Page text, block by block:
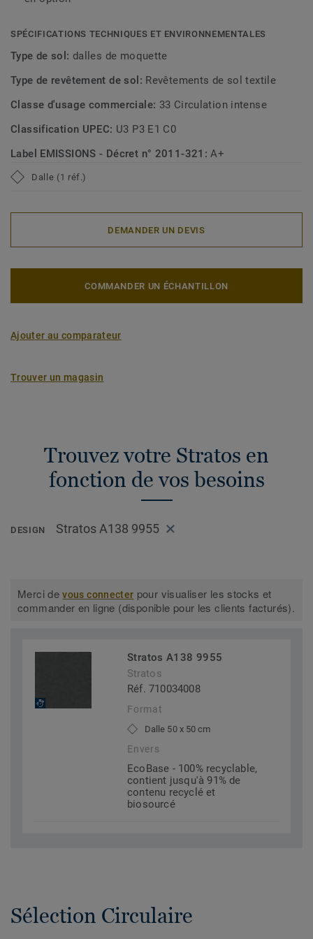
SPÉCIFICATIONS TECHNIQUES ET ENVIRONNEMENTALES
Type de sol: dalles de moquette
Type de revêtement de sol: Revêtements de sol textile
Classe d'usage commerciale: 33 Circulation intense
Classification UPEC: U3 P3 E1 C0
Label EMISSIONS - Décret n° 2011-321:A+
Dalle (1 réf.)
DEMANDER UN DEVIS
COMMANDER UN ÉCHANTILLON
Ajouter au comparateur
Trouver un magasin
Trouvez votre Stratos en
fonction de vos besoins
DESIGN Stratos A138 9955
Merci devous connecter pour visualiser les stocks et
commander en ligne (disponible pour les clients facturés).
Stratos A138 9955
Stratos
Réf. 710034008
Format
Dalle 50 x 50 cm
Envers
EcoBase - 100% recyclable,
contient jusqu'à 91% de
contenu recyclé et
biosourcé
Sélection Circulaire